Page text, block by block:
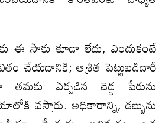
ఈ సాకు కూడా లేదు, ఎందుకంటే
చేయడానికి; ఆశ్రిత పెట్టుబడిదారీ
తమకు ఏర్పడిన చెడ్డ పేరును
వస్తారు. అధికారాన్ని, డబ్బును